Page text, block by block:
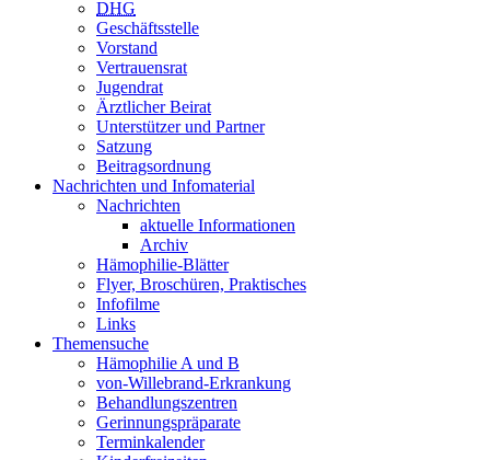
DHG
Geschäftsstelle
Vorstand
Vertrauensrat
Jugendrat
Ärztlicher Beirat
Unterstützer und Partner
Satzung
Beitragsordnung
Nachrichten und Infomaterial
Nachrichten
aktuelle Informationen
Archiv
Hämophilie-Blätter
Flyer, Broschüren, Praktisches
Infofilme
Links
Themensuche
Hämophilie A und B
von-Willebrand-Erkrankung
Behandlungszentren
Gerinnungspräparate
Terminkalender